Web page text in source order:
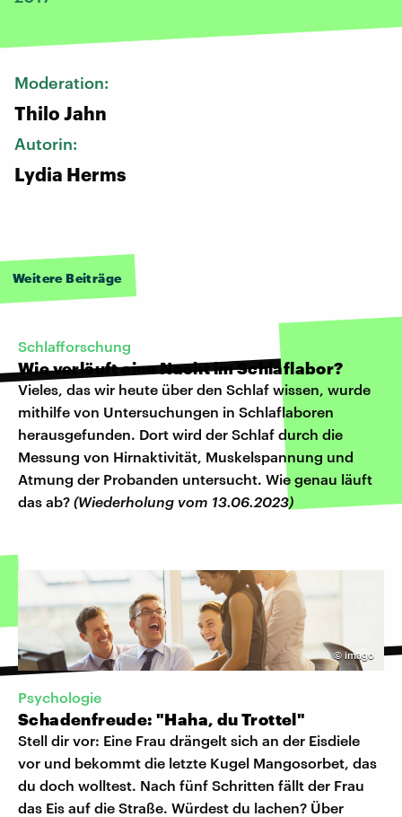
Moderation:
Thilo Jahn
Autorin:
Lydia Herms
Weitere Beiträge
Schlafforschung
Wie verläuft eine Nacht im Schlaflabor?
Vieles, das wir heute über den Schlaf wissen, wurde
mithilfe von Untersuchungen in Schlaflaboren
herausgefunden. Dort wird der Schlaf durch die
Messung von Hirnaktivität, Muskelspannung und
Atmung der Probanden untersucht. Wie genau läuft
das ab? (Wiederholung vom 13.06.2023)
©imago
Psychologie
Schadenfreude: "Haha, du Trottel"
Stell dir vor: Eine Frau drängelt sich an der Eisdiele
vor und bekommt die letzte Kugel Mangosorbet, das
du doch wolltest. Nach fünf Schritten fällt der Frau
das Eis auf die Straße. Würdest du lachen? Über